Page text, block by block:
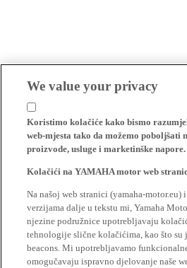
We value your privacy
Koristimo kolačiće kako bismo
web-mjesta tako da možemo poboljšati
proizvode, usluge i marketinške napore.
Kolačići na YAMAHA motor web
Na našoj web stranici (yamaha-
verzijama dalje u tekstu mi, Yamaha
njezine podružnice upotrebljavaju
tehnologije slične kolačićima, kao što su
beacons. Mi upotrebljavamo
omogučavaju ispravno djelovanje naše